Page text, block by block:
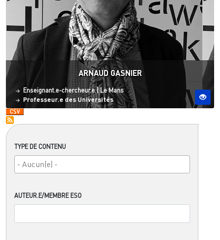
TYPE DE CONTENU
AUTEUR.E/MEMBRE ESO
ARNAUD GASNIER
Statut
Enseignant.e-chercheur.e|Site ESO
Le Mans
Professeur.e des Universités